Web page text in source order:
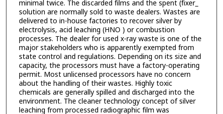
minimal twice. The discarded films and the spent (fixer_
solution are normally sold to waste dealers. Wastes are
delivered to in-house factories to recover silver by
electrolysis, acid leaching (HNO ) or combustion
processes. The dealer for used x-ray waste is one of the
major stakeholders who is apparently exempted from
state control and regulations. Depending on its size and
capacity, the processors must have a factory-operating
permit. Most unlicensed processors have no concern
about the handling of their wastes. Highly toxic
chemicals are generally spilled and discharged into the
environment. The cleaner technology concept of silver
leaching from processed radiographic film was